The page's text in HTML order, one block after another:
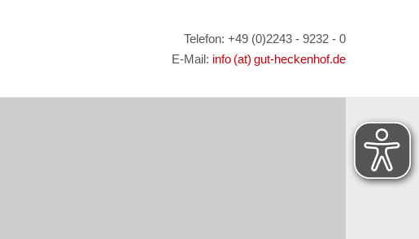
Telefon: +49 (0)2243 - 9232 - 0
E-Mail: info (at) gut-heckenhof.de